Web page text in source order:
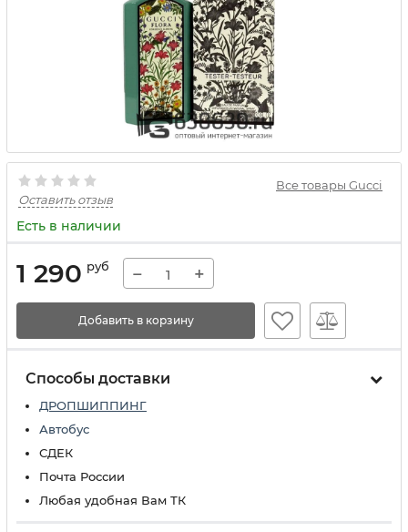
Все товары Gucci
Оставить отзыв
Есть в наличии
1 290 руб − +
Добавить в корзину
Способы доставки
ДРОПШИППИНГ
Автобус
СДЕК
Почта России
Любая удобная Вам ТК